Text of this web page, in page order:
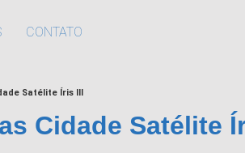
CONTATO
Satélite Íris III
Cidade Satélite